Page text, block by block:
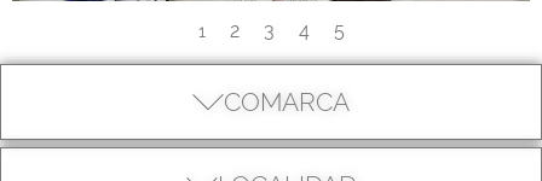
COMARCA
1 2 3 4 5